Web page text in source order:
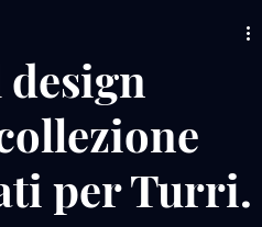
SPORT AMORE / MUSIC
AMORE / LIFE STORIES
AMORE / EVENTS
per Turri.